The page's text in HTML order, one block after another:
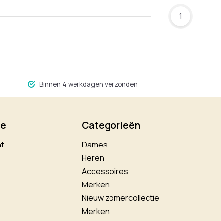
1
Binnen 4 werkdagen verzonden
Categorieën
Dames
Heren
Accessoires
Merken
Nieuw zomercollectie
Merken